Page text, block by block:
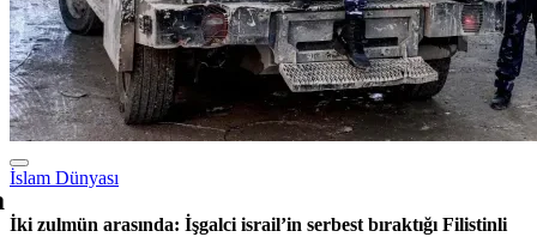
İslam Dünyası
İki zulmün arasında: İşgalci israil’in serbest bıraktığı Filistinli
mahkumları Abbas yönetimi gözaltına aldı